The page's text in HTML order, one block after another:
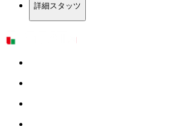
詳細スタッツ